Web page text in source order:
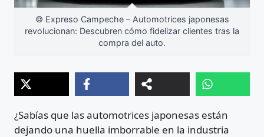
© Expreso Campeche – Automotrices japonesas
revolucionan: Descubren cómo fidelizar clientes tras la
compra del auto.
¿Sabías que las automotrices japonesas están
dejando una huella imborrable en la industria